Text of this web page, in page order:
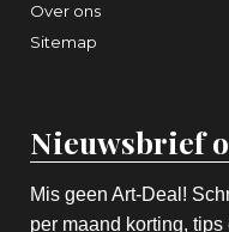
Over ons
Sitemap
Nieuwsbrief
Mis geen Art-Deal!
per maand korting,